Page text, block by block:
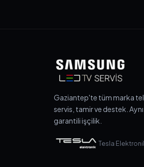
Gaziantep'te tüm marka
servis, tamir ve destek.
garantili işçilik.
Tesla